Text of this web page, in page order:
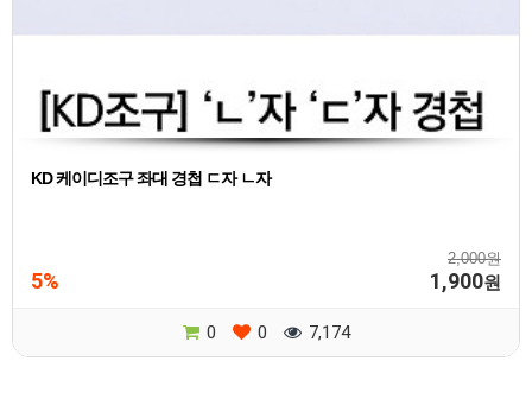
KD 케이디조구 좌대 경첩 ㄷ자 ㄴ자
2,000원
5% 1,900원
0 0 7,174